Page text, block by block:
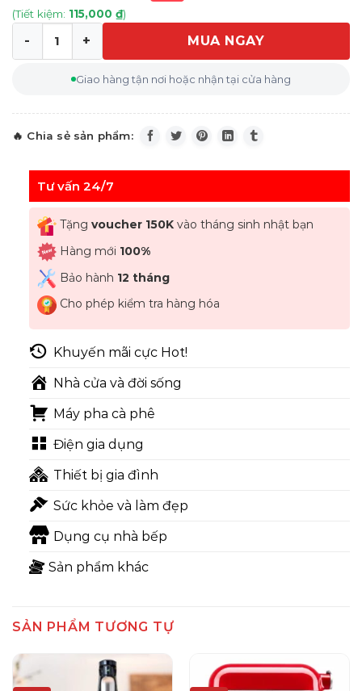
(Tiết kiệm: 115,000 ₫)
Gioăng cao su thay thế cho máy xay sinh tố BOSCH
MUA NGAY
Giao hàng tận nơi hoặc nhận tại cửa hàng
Tư vấn 24/7
Tặng voucher 150Kvào tháng sinh nhật bạn
Hàng mới 100%
Bảo hành 12 tháng
Cho phép kiểm tra hàng hóa
Khuyến mãi cực Hot!
Nhà cửa và đời sống
Máy pha cà phê
Điện gia dụng
Thiết bị gia đình
Sức khỏe và làm đẹp
Dụng cụ nhà bếp
Sản phẩm khác
SẢN PHẨM TƯƠNG TỰ